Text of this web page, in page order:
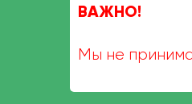
ВАЖНО!
Мы не